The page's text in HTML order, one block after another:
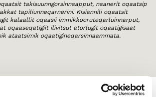
takisuunngorsinnaapput, naanerit oqaatsip
tapiliunneqarnerini. Kisiannili oqaatsit
kalaallit oqaasii immikkooruteqarluinnarput,
oqaaseqatigiit ilivitsut atorlugit oqaatigisaat
ataatsimik oqaatigineqarsinnaammata.